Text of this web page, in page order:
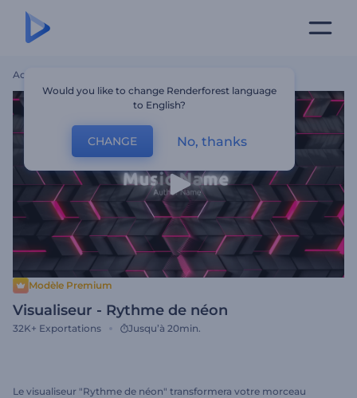
Accueil
Modèle Premium
Visualiseur - Rythme de néon
32K+ Exportations Jusqu’à 20min.
Le visualiseur "Rythme de néon" transformera votre morceau
Would you like to change Renderforest language
to English?
CHANGE No, thanks